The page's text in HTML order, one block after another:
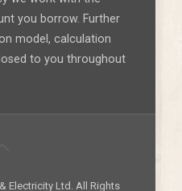
you borrow. Further
model, calculation
to you throughout
Electricity Ltd. All Rights